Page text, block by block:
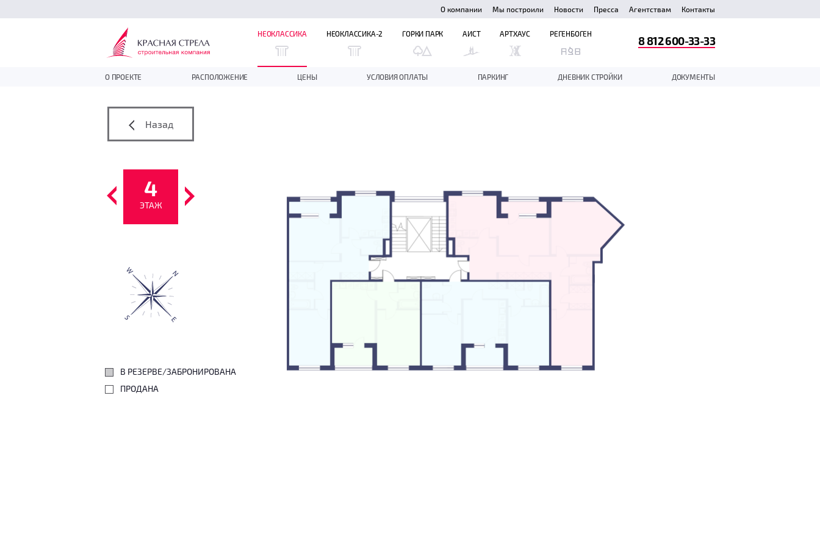
О компании Мы построили Новости Пресса Агентствам Контакты
НЕОКЛАССИКА
О ПРОЕКТЕ РАСПОЛОЖЕНИЕ ЦЕНЫ УСЛОВИЯ ОПЛАТЫ ПАРКИНГ ДНЕВНИК СТРОЙКИ ДОКУМЕНТЫ
НЕОКЛАССИКА-2 ГОРКИ ПАРК АИСТ АРТХАУС РЕГЕНБОГЕН
8 812 600-33-33
Назад
4
ЭТАЖ
В РЕЗЕРВЕ/ЗАБРОНИРОВАНА
ПРОДАНА